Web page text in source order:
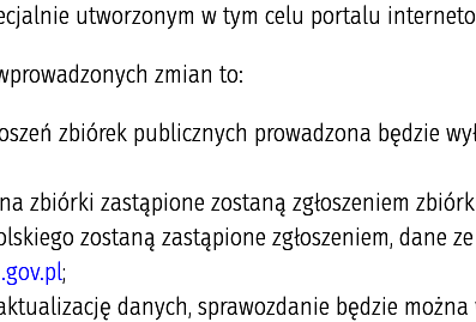
utworzonym w tym celu portalu
zmian to:
zbiórek publicznych prowadzona będzie
zbiórki zastąpione zostaną zgłoszeniem
zostaną zastąpione zgłoszeniem, dane
;
danych, sprawozdanie będzie